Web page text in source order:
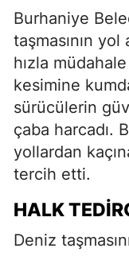
Burhaniye
taşmasının yol
hızla
kesimine
sürücülerin
çaba harcadı.
yollardan
tercih etti.
HALK
Deniz